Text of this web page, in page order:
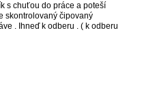
s chuťou do práce a poteší
skontrolovaný čipovaný
. Ihneď k odberu . ( k odberu